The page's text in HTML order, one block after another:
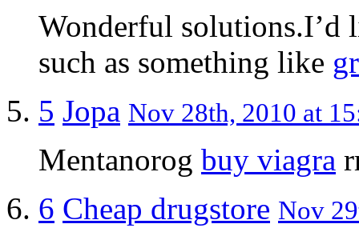
Wonderful solutions.I’d
such as something like
5 Jopa Nov 28th, 2010 at
Mentanorog buy viagra
6 Cheap drugstore Nov